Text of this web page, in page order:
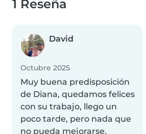
1 Reseña
David
Octubre 2025
Muy buena predisposición
de Diana, quedamos felices
con su trabajo, llego un
poco tarde, pero nada que
no pueda mejorarse.